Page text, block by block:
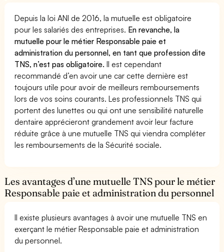
Depuis la loi ANI de 2016, la mutuelle est obligatoire
pour les salariés des entreprises. En revanche, la
mutuelle pour le métier Responsable paie et
administration du personnel, en tant que profession dite
TNS, n’est pas obligatoire.Il est cependant
recommandé d’en avoir une car cette dernière est
toujours utile pour avoir de meilleurs remboursements
lors de vos soins courants. Les professionnels TNS qui
portent des lunettes ou qui ont une sensibilité naturelle
dentaire apprécieront grandement avoir leur facture
réduite grâce à une mutuelle TNS qui viendra compléter
les remboursements de la Sécurité sociale.
Les avantages d’une mutuelle TNS pour le métier
Responsable paie et administration du personnel
Il existe plusieurs avantages à avoir une mutuelle TNS en
exerçant le métier Responsable paie et administration
du personnel.